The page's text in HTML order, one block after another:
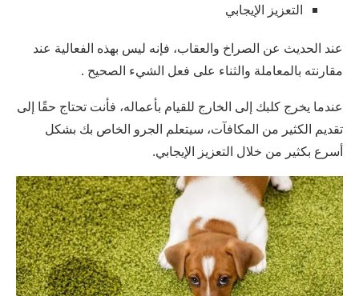
التعزيز الإيجابي
عند الحديث عن الصراخ والعقاب، فإنه ليس بهذه الفعالية عند
مقارنته بالمعاملة والثناء على فعل الشيء الصحيح .
عندما يخرج كلبك إلى الخارج للقيام بأعماله، فأنت تحتاج حقًا إلى
تقديم الكثير من المكافآت، سيتعلم الجرو الخاص بك بشكل
أسرع بكثير من خلال التعزيز الإيجابي.